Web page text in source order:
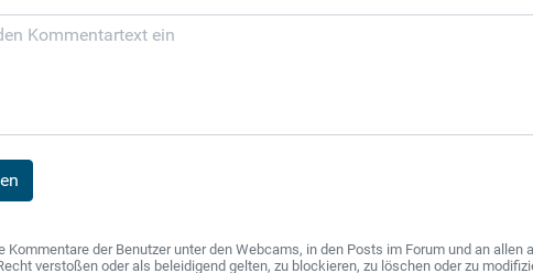
der Benutzer unter den Webcams, in den Posts im Forum und an allen
verstoßen oder als beleidigend gelten, zu blockieren, zu löschen oder zu